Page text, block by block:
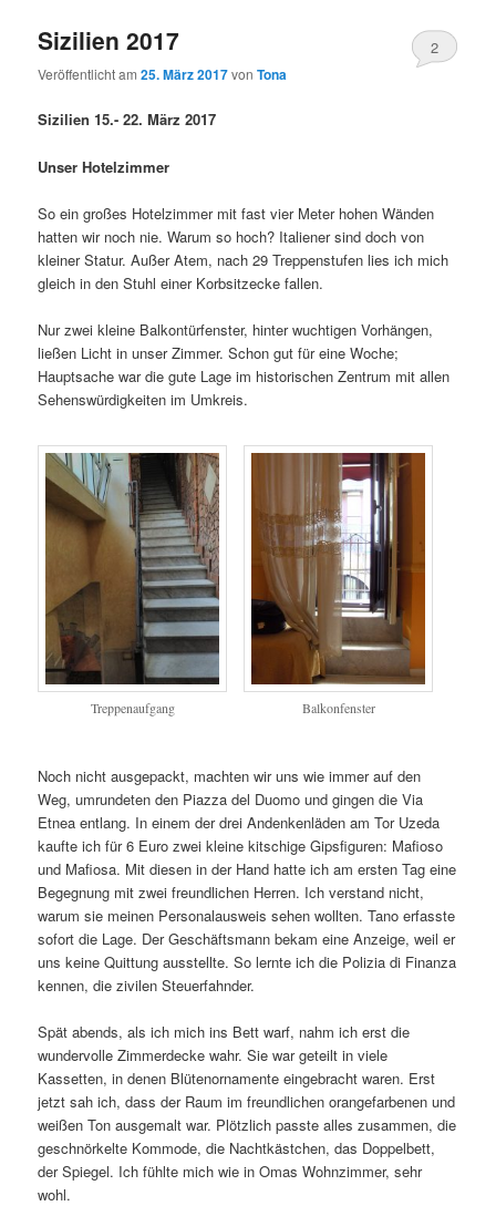
Sizilien 2017
Veröffentlicht am25. März 2017vonTona
2
Sizilien 15.- 22. März 2017
Unser Hotelzimmer
So ein großes Hotelzimmer mit fast vier Meter hohen Wänden
hatten wir noch nie. Warum so hoch? Italiener sind doch von
kleiner Statur. Außer Atem, nach 29 Treppenstufen lies ich mich
gleich in den Stuhl einer Korbsitzecke fallen.
Nur zwei kleine Balkontürfenster, hinter wuchtigen Vorhängen,
ließen Licht in unser Zimmer. Schon gut für eine Woche;
Hauptsache war die gute Lage im historischen Zentrum mit allen
Sehenswürdigkeiten im Umkreis.
Treppenaufgang Balkonfenster
Noch nicht ausgepackt, machten wir uns wie immer auf den
Weg, umrundeten den Piazza del Duomo und gingen die Via
Etnea entlang. In einem der drei Andenkenläden am Tor Uzeda
kaufte ich für 6 Euro zwei kleine kitschige Gipsfiguren: Mafioso
und Mafiosa. Mit diesen in der Hand hatte ich am ersten Tag eine
Begegnung mit zwei freundlichen Herren. Ich verstand nicht,
warum sie meinen Personalausweis sehen wollten. Tano erfasste
sofort die Lage. Der Geschäftsmann bekam eine Anzeige, weil er
uns keine Quittung ausstellte. So lernte ich die Polizia di Finanza
kennen, die zivilen Steuerfahnder.
Spät abends, als ich mich ins Bett warf, nahm ich erst die
wundervolle Zimmerdecke wahr. Sie war geteilt in viele
Kassetten, in denen Blütenornamente eingebracht waren. Erst
jetzt sah ich, dass der Raum im freundlichen orangefarbenen und
weißen Ton ausgemalt war. Plötzlich passte alles zusammen, die
geschnörkelte Kommode, die Nachtkästchen, das Doppelbett,
der Spiegel. Ich fühlte mich wie in Omas Wohnzimmer, sehr
wohl.